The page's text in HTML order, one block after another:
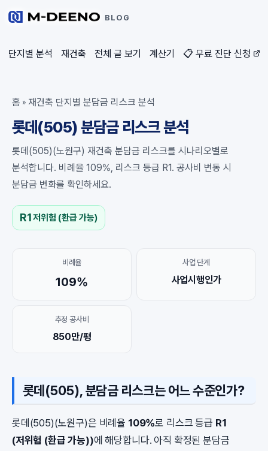
BLOG
단지별 분석 재건축 전체 글 보기 계산기 📋 무료 진단 신청
홈 » 재건축 단지별 분담금 리스크 분석
롯데(505) 분담금 리스크 분석
롯데(505)(노원구) 재건축 분담금 리스크를 시나리오별로
분석합니다. 비례율 109%, 리스크 등급 R1. 공사비 변동 시
분담금 변화를 확인하세요.
R1저위험 (환급 가능)
비례율
109%
사업 단계
사업시행인가
추정 공사비
850만/평
롯데(505), 분담금 리스크는 어느 수준인가?
롯데(505)(노원구)은 비례율 109%로 리스크 등급 R1
(저위험 (환급 가능))에 해당합니다. 아직 확정된 분담금